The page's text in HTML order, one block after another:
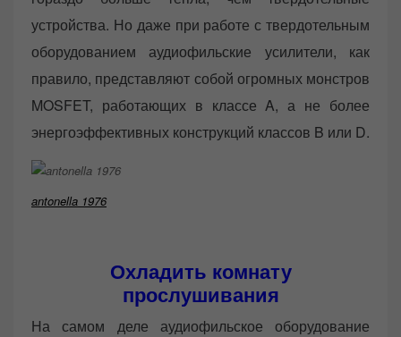
устройства. Но даже при работе с твердотельным
оборудованием аудиофильские усилители, как
правило, представляют собой огромных монстров
MOSFET, работающих в классе A, а не более
энергоэффективных конструкций классов B или D.
antonella 1976
Охладить комнату
прослушивания
На самом деле аудиофильское оборудование